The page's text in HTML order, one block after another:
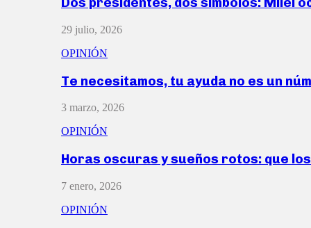
29 julio, 2026
OPINIÓN
Te necesitamos, tu ayuda no es un
3 marzo, 2026
OPINIÓN
Horas oscuras y sueños rotos: que
7 enero, 2026
OPINIÓN